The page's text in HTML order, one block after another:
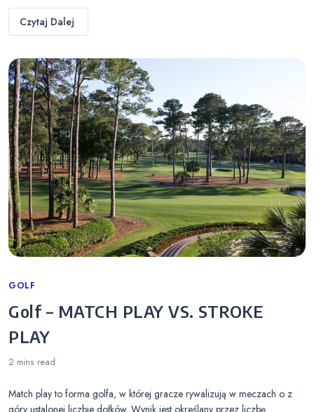
Czytaj Dalej
Categories
GOLF
Golf – MATCH PLAY VS. STROKE
PLAY
2 mins read
Match play to forma golfa, w której gracze rywalizują w meczach o z
góry ustalonej liczbie dołków. Wynik jest określany przez liczbę